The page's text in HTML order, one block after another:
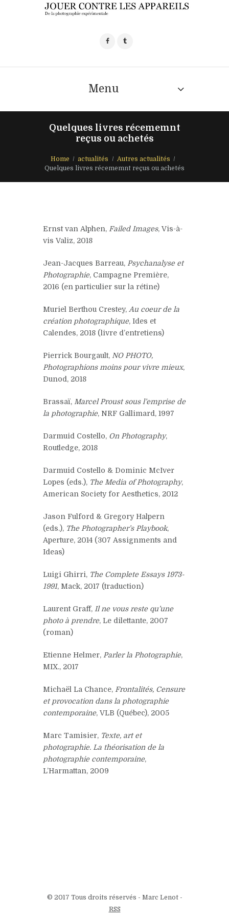
Menu
Quelques livres récememnt
reçus ou achetés
Home actualités
Autres actualités
Quelques livres récememnt reçus ou achetés
Ernst van Alphen, Failed Images, Vis-à-
vis Valiz, 2018
Jean-Jacques Barreau, Psychanalyse et
Photographie, Campagne Première,
2016 (en particulier sur la rétine)
Muriel Berthou Crestey, Au coeur de la
création photographique, Ides et
Calendes, 2018 (livre d’entretiens)
Pierrick Bourgault, NO PHOTO,
Photographions moins pour vivre mieux,
Dunod, 2018
Brassaï, Marcel Proust sous l’emprise de
la photographie, NRF Gallimard, 1997
Darmuid Costello, On Photography,
Routledge, 2018
Darmuid Costello & Dominic McIver
Lopes (eds.), The Media of Photography,
American Society for Aesthetics, 2012
Jason Fulford & Gregory Halpern
(eds.), The Photographer’s Playbook,
Aperture, 2014 (307 Assignments and
Ideas)
Luigi Ghirri, The Complete Essays 1973-
1991, Mack, 2017 (traduction)
Laurent Graff, Il ne vous reste qu’une
photo à prendre, Le dilettante, 2007
(roman)
Etienne Helmer, Parler la Photographie,
MIX., 2017
Michaël La Chance, Frontalités, Censure
et provocation dans la photographie
contemporaine, VLB (Québec), 2005
Marc Tamisier, Texte, art et
photographie. La théorisation de la
photographie contemporaine,
L’Harmattan, 2009
© 2017 Tous droits réservés - Marc Lenot -
RSS